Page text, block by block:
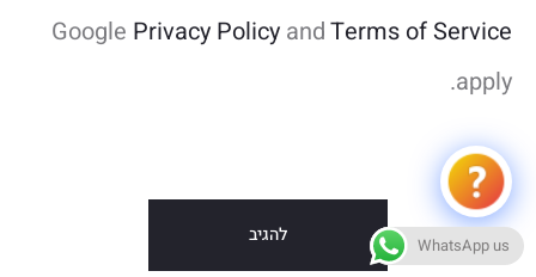
Google Privacy Policy andTerms of Service
apply.
WhatsApp us